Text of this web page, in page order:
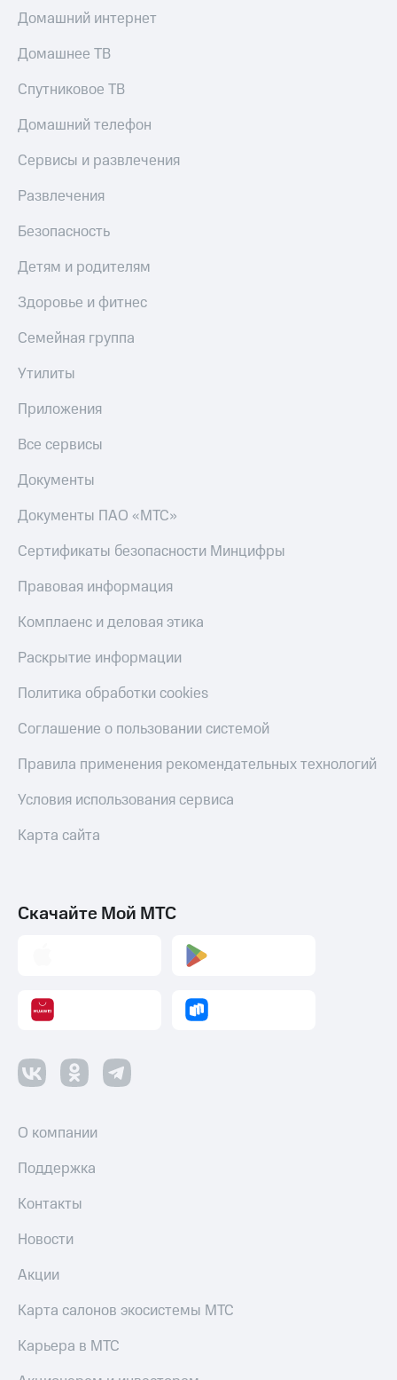
Домашний интернет
Домашнее ТВ
Спутниковое ТВ
Домашний телефон
Сервисы и развлечения
Развлечения
Безопасность
Детям и родителям
Здоровье и фитнес
Семейная группа
Утилиты
Приложения
Все сервисы
Документы
Документы ПАО «МТС»
Сертификаты безопасности Минцифры
Правовая информация
Комплаенс и деловая этика
Раскрытие информации
Политика обработки cookies
Соглашение о пользовании системой
Правила применения рекомендательных технологий
Условия использования сервиса
Карта сайта
Скачайте Мой МТС
О компании
Поддержка
Контакты
Новости
Акции
Карта салонов экосистемы МТС
Карьера в МТС